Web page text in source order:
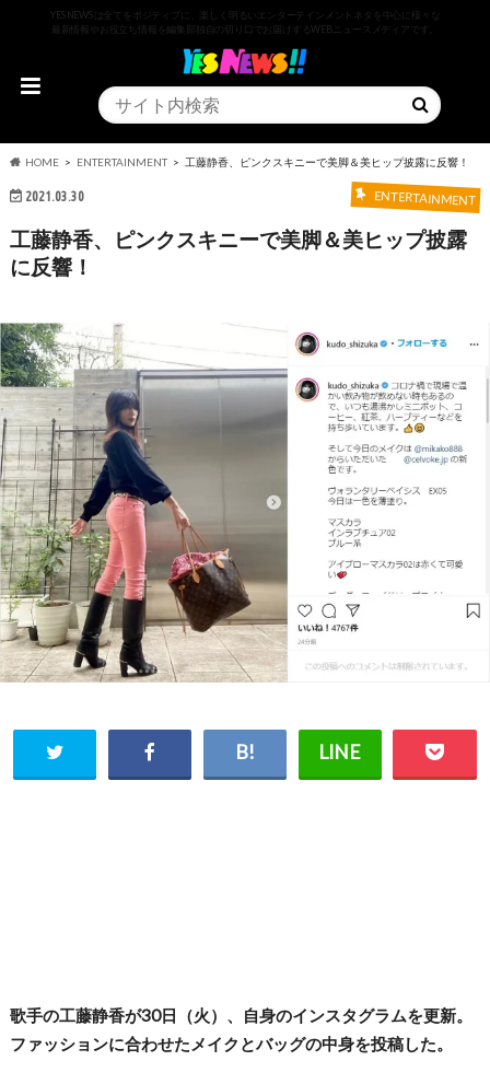
YESNEWSは全てをポジティブに、楽しく明るいエンターテインメントネタを中心に様々な
最新情報やお役立ち情報を編集部独自の切り口でお届けするWEBニュースメディアです。
HOME ENTERTAINMENT 工藤静香、ピンクスキニーで美脚＆美ヒップ披露に反響！
2021.03.30 ENTERTAINMENT
工藤静香、ピンクスキニーで美脚＆美ヒップ披露
に反響！
歌手の工藤静香が30日（火）、自身のインスタグラムを更新。
ファッションに合わせたメイクとバッグの中身を投稿した。